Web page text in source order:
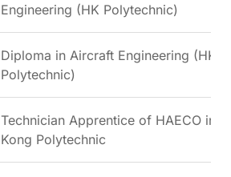
Engineering (HK Polytechnic)
Diploma in Aircraft Engineering (HK
Polytechnic)
Technician Apprentice of HAECO in
Kong Polytechnic